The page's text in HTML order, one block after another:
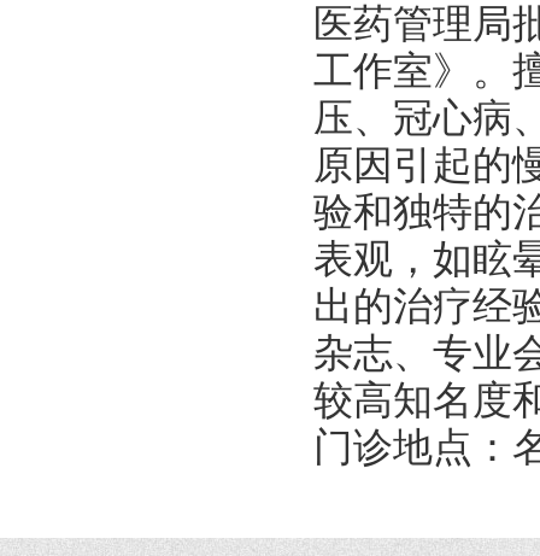
医药管理局
工作室》。
压、冠心病
原因引起的
验和独特的
表观，如眩
出的治疗经
杂志、专业
较高知名度
门诊地点：